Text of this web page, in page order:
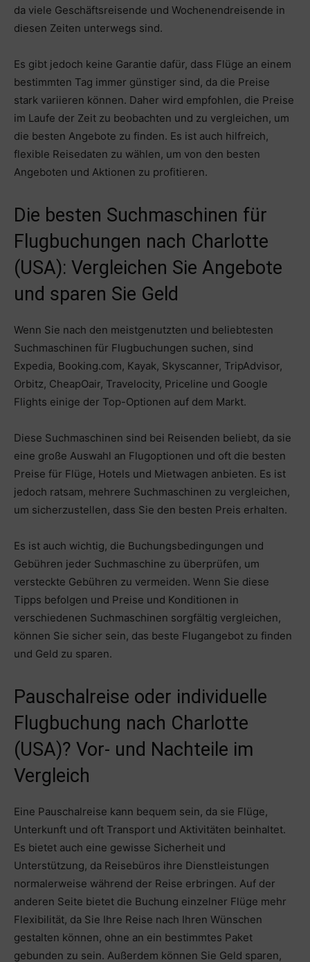
da viele Geschäftsreisende und Wochenendreisende in
diesen Zeiten unterwegs sind.
Es gibt jedoch keine Garantie dafür, dass Flüge an einem
bestimmten Tag immer günstiger sind, da die Preise
stark variieren können. Daher wird empfohlen, die Preise
im Laufe der Zeit zu beobachten und zu vergleichen, um
die besten Angebote zu finden. Es ist auch hilfreich,
flexible Reisedaten zu wählen, um von den besten
Angeboten und Aktionen zu profitieren.
Die besten Suchmaschinen für
Flugbuchungen nach Charlotte
(USA): Vergleichen Sie Angebote
und sparen Sie Geld
Wenn Sie nach den meistgenutzten und beliebtesten
Suchmaschinen für Flugbuchungen suchen, sind
Expedia, Booking.com, Kayak, Skyscanner, TripAdvisor,
Orbitz, CheapOair, Travelocity, Priceline und Google
Flights einige der Top-Optionen auf dem Markt.
Diese Suchmaschinen sind bei Reisenden beliebt, da sie
eine große Auswahl an Flugoptionen und oft die besten
Preise für Flüge, Hotels und Mietwagen anbieten. Es ist
jedoch ratsam, mehrere Suchmaschinen zu vergleichen,
um sicherzustellen, dass Sie den besten Preis erhalten.
Es ist auch wichtig, die Buchungsbedingungen und
Gebühren jeder Suchmaschine zu überprüfen, um
versteckte Gebühren zu vermeiden. Wenn Sie diese
Tipps befolgen und Preise und Konditionen in
verschiedenen Suchmaschinen sorgfältig vergleichen,
können Sie sicher sein, das beste Flugangebot zu finden
und Geld zu sparen.
Pauschalreise oder individuelle
Flugbuchung nach Charlotte
(USA)? Vor- und Nachteile im
Vergleich
Eine Pauschalreise kann bequem sein, da sie Flüge,
Unterkunft und oft Transport und Aktivitäten beinhaltet.
Es bietet auch eine gewisse Sicherheit und
Unterstützung, da Reisebüros ihre Dienstleistungen
normalerweise während der Reise erbringen. Auf der
anderen Seite bietet die Buchung einzelner Flüge mehr
Flexibilität, da Sie Ihre Reise nach Ihren Wünschen
gestalten können, ohne an ein bestimmtes Paket
gebunden zu sein. Außerdem können Sie Geld sparen,